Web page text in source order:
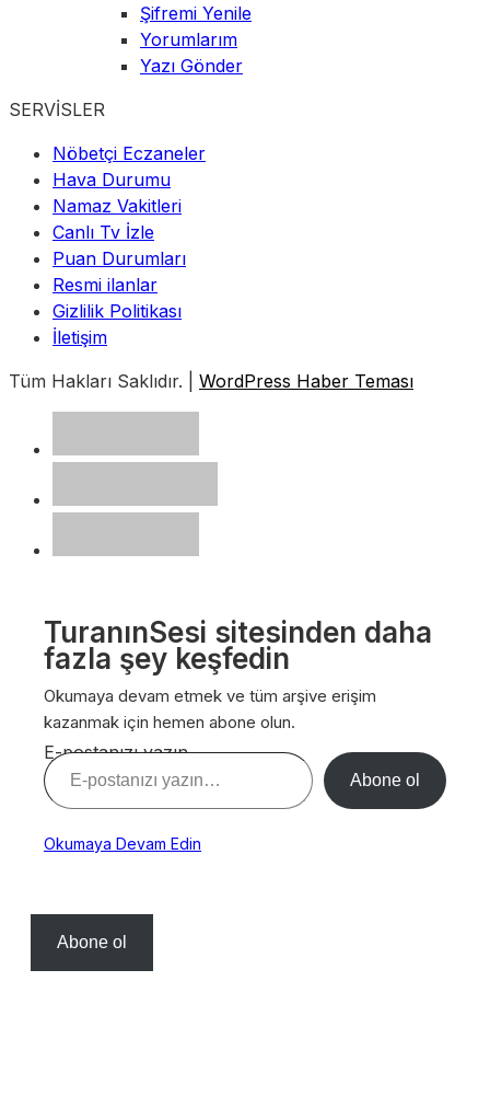
Şifremi Yenile
Yorumlarım
Yazı Gönder
SERVİSLER
Nöbetçi Eczaneler
Hava Durumu
Namaz Vakitleri
Canlı Tv İzle
Puan Durumları
Resmi ilanlar
Gizlilik Politikası
İletişim
Tüm Hakları Saklıdır. | WordPress Haber Teması
TuranınSesi sitesinden daha
fazla şey keşfedin
Okumaya devam etmek ve tüm arşive erişim
kazanmak için hemen abone olun.
E-postanızı yazın…
Abone ol
Okumaya Devam Edin
Abone ol